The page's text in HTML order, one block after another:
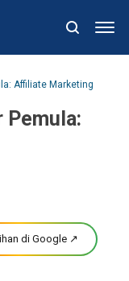
Affiliate Marketing
Pemula:
di Google ↗